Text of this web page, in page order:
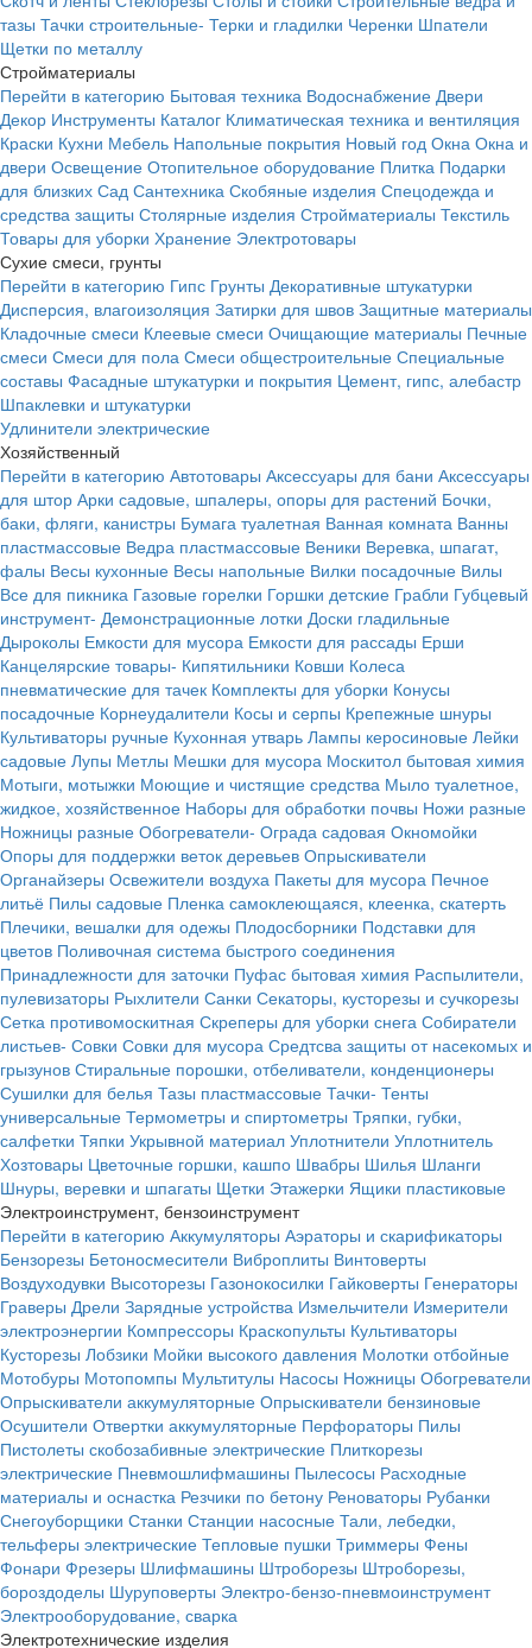
тазы Тачки строительные- Терки и гладилки Черенки Шпатели
Щетки по металлу
Стройматериалы
Перейти в категорию Бытовая техника Водоснабжение Двери
Декор Инструменты Каталог Климатическая техника и вентиляция
Краски Кухни Мебель Напольные покрытия Новый год Окна Окна и
двери Освещение Отопительное оборудование Плитка Подарки
для близких Сад Сантехника Скобяные изделия Спецодежда и
средства защиты Столярные изделия Стройматериалы Текстиль
Товары для уборки Хранение Электротовары
Сухие смеси, грунты
Перейти в категорию Гипс Грунты Декоративные штукатурки
Дисперсия, влагоизоляция Затирки для швов Защитные материалы
Кладочные смеси Клеевые смеси Очищающие материалы Печные
смеси Смеси для пола Смеси общестроительные Специальные
составы Фасадные штукатурки и покрытия Цемент, гипс, алебастр
Шпаклевки и штукатурки
Удлинители электрические
Хозяйственный
Перейти в категорию Автотовары Аксессуары для бани Аксессуары
для штор Арки садовые, шпалеры, опоры для растений Бочки,
баки, фляги, канистры Бумага туалетная Ванная комната Ванны
пластмассовые Ведра пластмассовые Веники Веревка, шпагат,
фалы Весы кухонные Весы напольные Вилки посадочные Вилы
Все для пикника Газовые горелки Горшки детские Грабли Губцевый
инструмент- Демонстрационные лотки Доски гладильные
Дыроколы Емкости для мусора Емкости для рассады Ерши
Канцелярские товары- Кипятильники Ковши Колеса
пневматические для тачек Комплекты для уборки Конусы
посадочные Корнеудалители Косы и серпы Крепежные шнуры
Культиваторы ручные Кухонная утварь Лампы керосиновые Лейки
садовые Лупы Метлы Мешки для мусора Москитол бытовая химия
Мотыги, мотыжки Моющие и чистящие средства Мыло туалетное,
жидкое, хозяйственное Наборы для обработки почвы Ножи разные
Ножницы разные Обогреватели- Ограда садовая Окномойки
Опоры для поддержки веток деревьев Опрыскиватели
Органайзеры Освежители воздуха Пакеты для мусора Печное
литьё Пилы садовые Пленка самоклеющаяся, клеенка, скатерть
Плечики, вешалки для одежы Плодосборники Подставки для
цветов Поливочная система быстрого соединения
Принадлежности для заточки Пуфас бытовая химия Распылители,
пулевизаторы Рыхлители Санки Секаторы, кусторезы и сучкорезы
Сетка противомоскитная Скреперы для уборки снега Собиратели
листьев- Совки Совки для мусора Средтсва защиты от насекомых и
грызунов Стиральные порошки, отбеливатели, конденционеры
Сушилки для белья Тазы пластмассовые Тачки- Тенты
универсальные Термометры и спиртометры Тряпки, губки,
салфетки Тяпки Укрывной материал Уплотнители Уплотнитель
Хозтовары Цветочные горшки, кашпо Швабры Шилья Шланги
Шнуры, веревки и шпагаты Щетки Этажерки Ящики пластиковые
Электроинструмент, бензоинструмент
Перейти в категорию Аккумуляторы Аэраторы и скарификаторы
Бензорезы Бетоносмесители Виброплиты Винтоверты
Воздуходувки Высоторезы Газонокосилки Гайковерты Генераторы
Граверы Дрели Зарядные устройства Измельчители Измерители
электроэнергии Компрессоры Краскопульты Культиваторы
Кусторезы Лобзики Мойки высокого давления Молотки отбойные
Мотобуры Мотопомпы Мультитулы Насосы Ножницы Обогреватели
Опрыскиватели аккумуляторные Опрыскиватели бензиновые
Осушители Отвертки аккумуляторные Перфораторы Пилы
Пистолеты скобозабивные электрические Плиткорезы
электрические Пневмошлифмашины Пылесосы Расходные
материалы и оснастка Резчики по бетону Реноваторы Рубанки
Снегоуборщики Станки Станции насосные Тали, лебедки,
тельферы электрические Тепловые пушки Триммеры Фены
Фонари Фрезеры Шлифмашины Штроборезы Штроборезы,
бороздоделы Шуруповерты Электро-бензо-пневмоинструмент
Электрооборудование, сварка
Электротехнические изделия